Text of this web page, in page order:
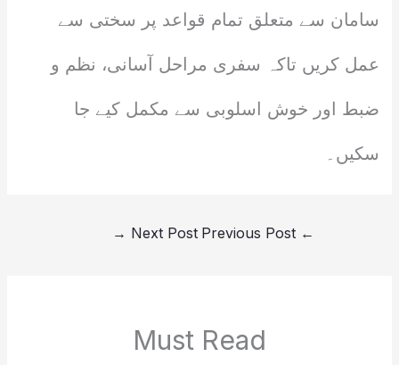
سامان سے متعلق تمام قواعد پر سختی سے
عمل کریں تاکہ سفری مراحل آسانی، نظم و
ضبط اور خوش اسلوبی سے مکمل کیے جا
سکیں۔
←
Next Post
→
Must Read